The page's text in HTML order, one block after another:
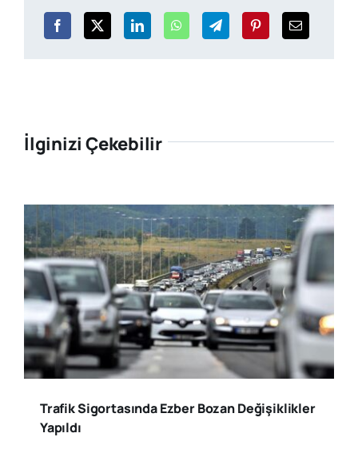
İlginizi Çekebilir
Trafik Sigortasında Ezber Bozan Değişiklikler
Yapıldı